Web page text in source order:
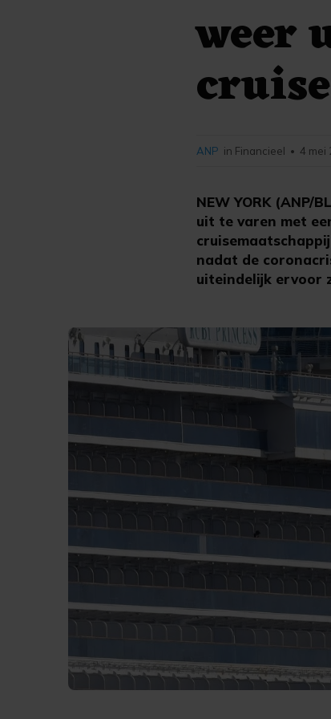
weer
NEW YORK (ANP/
uit te varen met
nadat de
uiteindelijk ervoor
ANP in Financieel • 4 mei